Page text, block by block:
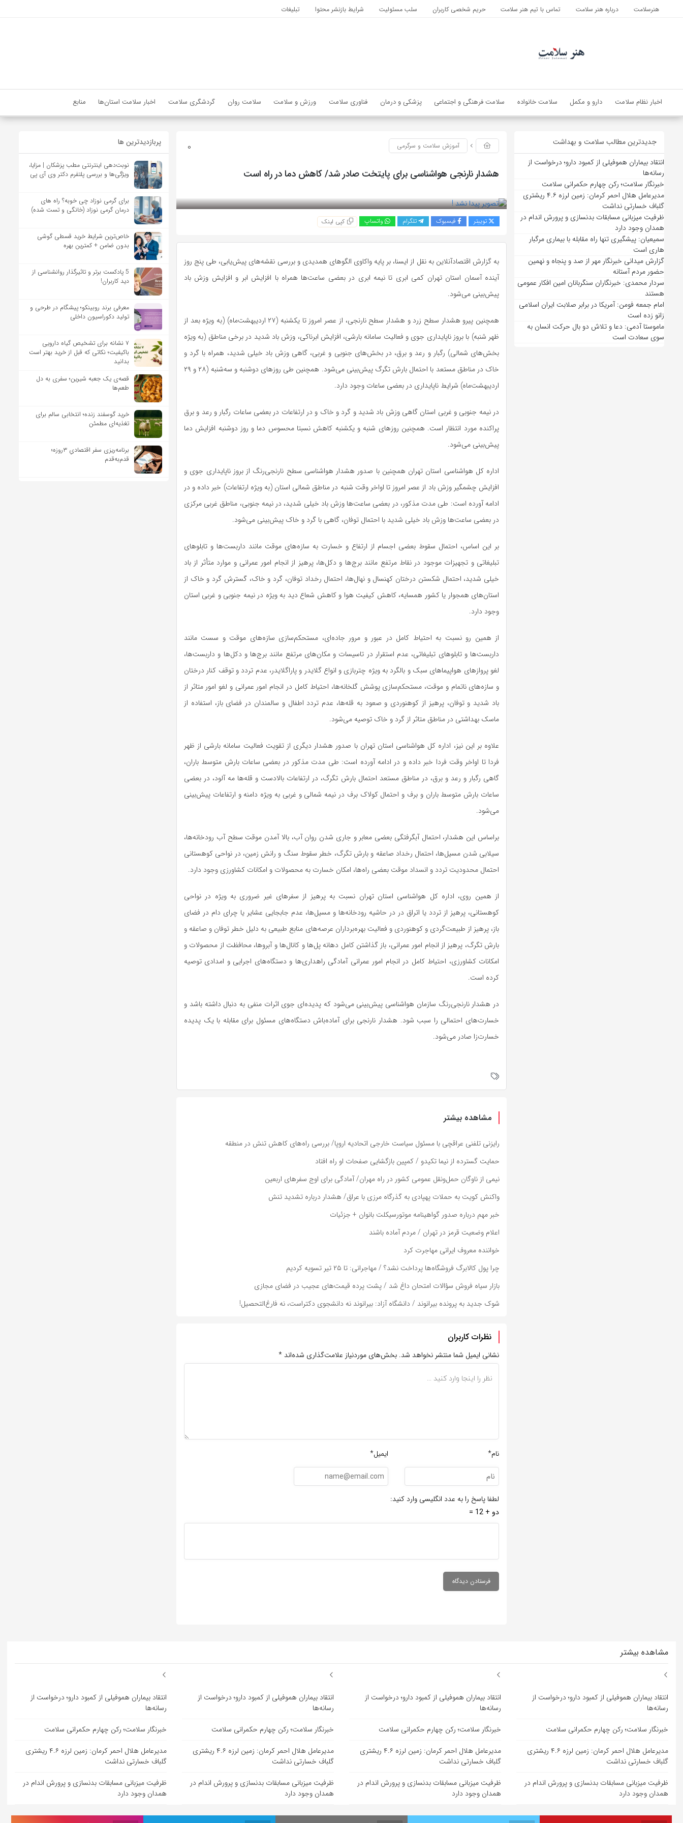
هنرسلامت درباره هنر سلامت تماس با تیم هنر سلامت حریم شخصی کاربران سلب مسئولیت شرایط بازنشر محتوا تبلیغات
اخبار نظام سلامت دارو و مکمل سلامت خانواده سلامت فرهنگی و اجتماعی پزشکی و درمان فناوری سلامت ورزش و سلامت سلامت روان گردشگری سلامت اخبار سلامت استان‌ها منابع
جدیدترین مطالب سلامت و بهداشت
انتقاد بیماران هموفیلی از کمبود دارو؛ درخواست از
رسانه‌ها
خبرنگار سلامت؛ رکن چهارم حکمرانی سلامت
مدیرعامل هلال احمر کرمان: زمین لرزه ۴.۶ ریشتری
گلباف خسارتی نداشت
ظرفیت میزبانی مسابقات بدنسازی و پرورش اندام در
همدان وجود دارد
سمیعیان: پیشگیری تنها راه مقابله با بیماری مرگبار
هاری است
گزارش میدانی خبرنگار مهر از صد و پنجاه و نهمین
حضور مردم آستانه
سردار محمدی: خبرنگاران سنگربانان امین افکار عمومی
هستند
امام جمعه فومن: آمریکا در برابر صلابت ایران اسلامی
زانو زده است
ماموستا آدمی: دعا و تلاش دو بال حرکت انسان به
سوی سعادت است
0 آموزش سلامت و سرگرمی
هشدار نارنجی هواشناسی برای پایتخت صادر شد/ کاهش دما در راه است
توییتر فیسبوک تلگرام واتساپ کپی لینک
به گزارش اقتصادآنلاین به نقل از ایسنا، بر پایه واکاوی الگو‌های همدیدی و بررسی نقشه‌های پیش‌یابی، طی پنج روز
آینده آسمان استان تهران کمی ابری تا نیمه ابری در بعضی ساعت‌ها همراه با افزایش ابر و افزایش وزش باد
پیش‌بینی می‌شود.
همچنین پیرو هشدار سطح زرد و هشدار سطح نارنجی، از عصر امروز تا یکشنبه (۲۷ اردیبهشت‌ماه) (به ویژه بعد از
ظهر شنبه) با بروز ناپایداری جوی و فعالیت سامانه بارشی، افزایش ابرناکی، وزش باد شدید در برخی مناطق (به ویژه
بخش‌های شمالی) رگبار و رعد و برق، در بخش‌های جنوبی و غربی، گاهی وزش باد خیلی شدید، همراه با گرد و
خاک در مناطق مستعد با احتمال بارش تگرگ پیش‌بینی می‌شود. همچنین طی روز‌های دوشنبه و سه‌شنبه (۲۸ و ۲۹
اردیبهشت‌ماه) شرایط ناپایداری در بعضی ساعات وجود دارد.
در نیمه جنوبی و غربی استان گاهی وزش باد شدید و گرد و خاک و در ارتفاعات در بعضی ساعات رگبار و رعد و برق
پراکنده مورد انتظار است. همچنین روز‌های شنبه و یکشنبه کاهش نسبتا محسوس دما و روز دوشنبه افزایش دما
پیش‌بینی می‌شود.
اداره کل هواشناسی استان تهران همچنین با صدور هشدار هواشناسی سطح نارنجی‌رنگ از بروز ناپایداری جوی و
افزایش چشمگیر وزش باد از عصر امروز تا اواخر وقت شنبه در مناطق شمالی استان (به ویژه ارتفاعات) خبر داده و در
ادامه آورده است: طی مدت مذکور، در بعضی ساعت‌ها وزش باد خیلی شدید، در نیمه جنوبی، مناطق غربی مرکزی
در بعضی ساعت‌ها وزش باد خیلی شدید با احتمال توفان، گاهی با گرد و خاک پیش‌بینی می‌شود.
بر این اساس، احتمال سقوط بعضی اجسام از ارتفاع و خسارت به سازه‌های موقت مانند داربست‌ها و تابلو‌های
تبلیغاتی و تجهیزات موجود در نقاط مرتفع مانند برج‌ها و دکل‌ها، پرهیز از انجام امور عمرانی و موارد متأثر از باد
خیلی شدید، احتمال شکستن درختان کهنسال و نهال‌ها، احتمال رخداد توفان، گرد و خاک، گسترش گرد و خاک از
استان‌های همجوار یا کشور همسایه، کاهش کیفیت هوا و کاهش شعاع دید به ویژه در نیمه جنوبی و غربی استان
وجود دارد.
از همین رو نسبت به احتیاط کامل در عبور و مرور جاده‌ای، مستحکم‌سازی سازه‌های موقت و سست مانند
داربست‌ها و تابلو‌های تبلیغاتی، عدم استقرار در تاسیسات و مکان‌های مرتفع مانند برج‌ها و دکل‌ها و داربست‌ها،
لغو پرواز‌های هواپیما‌های سبک و بالگرد به ویژه چتربازی و انواع گلایدر و پاراگلایدر، عدم تردد و توقف کنار درختان
و سازه‌های ناتمام و موقت، مستحکم‌سازی پوشش گلخانه‌ها، احتیاط کامل در انجام امور عمرانی و لغو امور متاثر از
باد شدید و توفان، پرهیز از کوهنوردی و صعود به قله‌ها، عدم تردد اطفال و سالمندان در فضای باز، استفاده از
ماسک بهداشتی در مناطق متاثر از گرد و خاک توصیه می‌شود.
علاوه بر این نیز، اداره کل هواشناسی استان تهران با صدور هشدار دیگری از تقویت فعالیت سامانه بارشی از ظهر
فردا تا اواخر وقت فردا خبر داده و در ادامه آورده است: طی مدت مذکور در بعضی ساعات بارش متوسط باران،
گاهی رگبار و رعد و برق، در مناطق مستعد احتمال بارش تگرگ، در ارتفاعات بالادست و قله‌ها مه آلود، در بعضی
ساعات بارش متوسط باران و برف و احتمال کولاک برف در نیمه شمالی و غربی به ویژه دامنه و ارتفاعات پیش‌بینی
می‌شود.
براساس این هشدار، احتمال آبگرفتگی بعضی معابر و جاری شدن روان آب، بالا آمدن موقت سطح آب رودخانه‌ها،
سیلابی شدن مسیل‌ها، احتمال رخداد صاعقه و بارش تگرگ، خطر سقوط سنگ و رانش زمین، در نواحی کوهستانی
احتمال محدودیت تردد و انسداد موقت بعضی راه‌ها، امکان خسارت به محصولات و امکانات کشاورزی وجود دارد.
از همین روی، اداره کل هواشناسی استان تهران نسبت به پرهیز از سفر‌های غیر ضروری به ویژه در نواحی
کوهستانی، پرهیز از تردد یا اتراق در در حاشیه رودخانه‌ها و مسیل‌ها، عدم جابجایی عشایر یا چرای دام در فضای
باز، پرهیز از طبیعت‌گردی و کوهنوردی و فعالیت بهره‌برداران عرصه‌های منابع طبیعی به دلیل خطر توفان و صاعقه و
بارش تگرگ، پرهیز از انجام امور عمرانی، باز گذاشتن کامل دهانه پل‌ها و کانال‌ها و آبروها، محافظت از محصولات و
امکانات کشاورزی، احتیاط کامل در انجام امور عمرانی آمادگی راهداری‌ها و دستگاه‌های اجرایی و امدادی توصیه
کرده است.
در هشدار نارنجی‌رنگ سازمان هواشناسی پیش‌بینی می‌شود که پدیده‌ای جوی اثرات منفی به دنبال داشته باشد و
خسارت‌های احتمالی را سبب شود. هشدار نارنجی برای آماده‌باش دستگاه‌های مسئول برای مقابله با یک پدیده
خسارت‌زا صادر می‌شود.
مشاهده بیشتر
رایزنی تلفنی عراقچی با مسئول سیاست خارجی اتحادیه اروپا/ بررسی راه‌های کاهش تنش در منطقه
حمایت گسترده از نیما تکیدو / کمپین بازگشایی صفحات او راه افتاد
نیمی از ناوگان حمل‌ونقل عمومی کشور در راه مهران/ آمادگی برای اوج سفر‌های اربعین
واکنش کویت به حملات پهپادی به گذرگاه مرزی با عراق/ هشدار درباره تشدید تنش
خبر مهم درباره صدور گواهینامه موتورسیکلت بانوان + جزئیات
اعلام وضعیت قرمز در تهران / مردم آماده باشند
خواننده معروف ایرانی مهاجرت کرد
چرا پول کالابرگ فروشگاه‌ها پرداخت نشد؟ / مهاجرانی: تا ۲۵ تیر تسویه کردیم
بازار سیاه فروش سؤالات امتحان داغ شد / پشت پرده قیمت‌های عجیب در فضای مجازی
شوک جدید به پرونده بیرانوند / دانشگاه آزاد: بیرانوند نه دانشجوی دکتراست، نه فارغ‌التحصیل!
نظرات کاربران
نشانی ایمیل شما منتشر نخواهد شد. بخش‌های موردنیاز علامت‌گذاری شده‌اند *
نام* ایمیل*
لطفا پاسخ را به عدد انگلیسی وارد کنید:
دو + 12 =
پربازدیدترین ها
نوبت‌دهی اینترنتی مطب پزشکان | مزایا،
ویژگی‌ها و بررسی پلتفرم دکتر وی آی پی
برای گرمی نوزاد چی خوبه؟ راه های
درمان گرمی نوزاد (خانگی و تست شده)
خاص‌ترین شرایط خرید قسطی گوشی
بدون ضامن + کمترین بهره
5 پادکست برتر و تاثیرگذار روانشناسی از
دید کاربران!
معرفی برند روبینکو؛ پیشگام در طرحی و
تولید دکوراسیون داخلی
۷ نشانه برای تشخیص گیاه دارویی
باکیفیت؛ نکاتی که قبل از خرید بهتر است
بدانید
قصه‌ی یک جعبه شیرین؛ سفری به دل
طعم‌ها
خرید گوسفند زنده؛ انتخابی سالم برای
تغذیه‌ای مطمئن
برنامه‌ریزی سفر اقتصادیِ ۳روزه؛
قدم‌به‌قدم
مشاهده بیشتر
انتقاد بیماران هموفیلی از کمبود دارو؛ درخواست از
رسانه‌ها
خبرنگار سلامت؛ رکن چهارم حکمرانی سلامت
مدیرعامل هلال احمر کرمان: زمین لرزه ۴.۶ ریشتری
گلباف خسارتی نداشت
ظرفیت میزبانی مسابقات بدنسازی و پرورش اندام در
همدان وجود دارد
انتقاد بیماران هموفیلی از کمبود دارو؛ درخواست از
رسانه‌ها
خبرنگار سلامت؛ رکن چهارم حکمرانی سلامت
مدیرعامل هلال احمر کرمان: زمین لرزه ۴.۶ ریشتری
گلباف خسارتی نداشت
ظرفیت میزبانی مسابقات بدنسازی و پرورش اندام در
همدان وجود دارد
انتقاد بیماران هموفیلی از کمبود دارو؛ درخواست از
رسانه‌ها
خبرنگار سلامت؛ رکن چهارم حکمرانی سلامت
مدیرعامل هلال احمر کرمان: زمین لرزه ۴.۶ ریشتری
گلباف خسارتی نداشت
ظرفیت میزبانی مسابقات بدنسازی و پرورش اندام در
همدان وجود دارد
انتقاد بیماران هموفیلی از کمبود دارو؛ درخواست از
رسانه‌ها
خبرنگار سلامت؛ رکن چهارم حکمرانی سلامت
مدیرعامل هلال احمر کرمان: زمین لرزه ۴.۶ ریشتری
گلباف خسارتی نداشت
ظرفیت میزبانی مسابقات بدنسازی و پرورش اندام در
همدان وجود دارد